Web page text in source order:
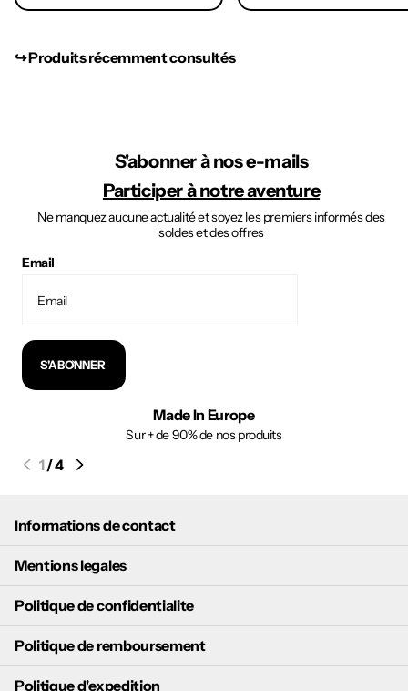
↪︎ Produits récemment consultés
S'abonner à nos e-mails
Participer à notre aventure
Ne manquez aucune actualité et soyez les premiers informés des
soldes et des offres
Email
S'ABONNER
Made In Europe
Sur + de 90% de nos produits
1/4
Informations de contact
Mentions legales
Politique de confidentialite
Politique de remboursement
Politique d'expedition